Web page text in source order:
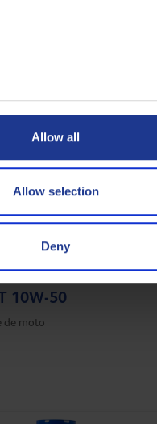
Allow all
Allow selection
Deny
Long Drain FE 5W-30
10W-50
de moto